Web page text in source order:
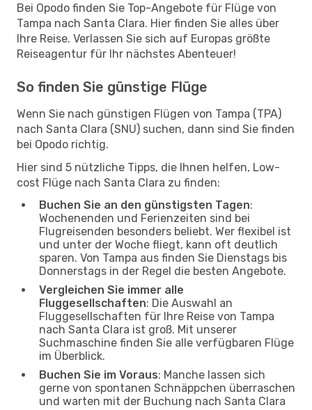
Bei Opodo finden Sie Top-Angebote für Flüge von
Tampa nach Santa Clara. Hier finden Sie alles über
Ihre Reise. Verlassen Sie sich auf Europas größte
Reiseagentur für Ihr nächstes Abenteuer!
So finden Sie günstige Flüge
Wenn Sie nach günstigen Flügen von Tampa (TPA)
nach Santa Clara (SNU) suchen, dann sind Sie finden
bei Opodo richtig.
Hier sind 5 nützliche Tipps, die Ihnen helfen, Low-
cost Flüge nach Santa Clara zu finden:
Buchen Sie an den günstigsten Tagen:
Wochenenden und Ferienzeiten sind bei
Flugreisenden besonders beliebt. Wer flexibel ist
und unter der Woche fliegt, kann oft deutlich
sparen. Von Tampa aus finden Sie Dienstags bis
Donnerstags in der Regel die besten Angebote.
Vergleichen Sie immer alle
Fluggesellschaften: Die Auswahl an
Fluggesellschaften für Ihre Reise von Tampa
nach Santa Clara ist groß. Mit unserer
Suchmaschine finden Sie alle verfügbaren Flüge
im Überblick.
Buchen Sie im Voraus: Manche lassen sich
gerne von spontanen Schnäppchen überraschen
und warten mit der Buchung nach Santa Clara